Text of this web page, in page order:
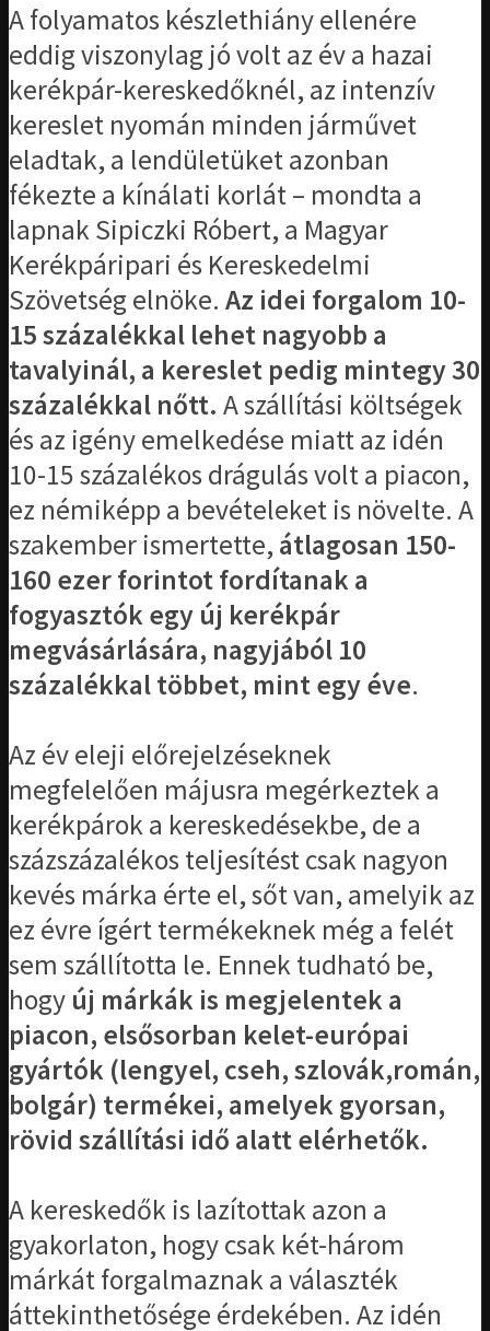
A folyamatos készlethiány ellenére
eddig viszonylag jó volt az év a hazai
kerékpár-kereskedőknél, az intenzív
kereslet nyomán minden járművet
eladtak, a lendületüket azonban
fékezte a kínálati korlát – mondta a
lapnak Sipiczki Róbert, a Magyar
Kerékpáripari és Kereskedelmi
Szövetség elnöke. Az idei forgalom 10-
15 százalékkal lehet nagyobb a
tavalyinál, a kereslet pedig mintegy 30
százalékkal nőtt. A szállítási költségek
és az igény emelkedése miatt az idén
10-15 százalékos drágulás volt a piacon,
ez némiképp a bevételeket is növelte. A
szakember ismertette,átlagosan 150-
160 ezer forintot fordítanak a
fogyasztók egy új kerékpár
megvásárlására, nagyjából 10
százalékkal többet, mint egy éve.
Az év eleji előrejelzéseknek
megfelelően májusra megérkeztek a
kerékpárok a kereskedésekbe, de a
százszázalékos teljesítést csak nagyon
kevés márka érte el, sőt van, amelyik az
ez évre ígért termékeknek még a felét
sem szállította le. Ennek tudható be,
hogy új márkák is megjelentek a
piacon, elsősorban kelet-európai
gyártók (lengyel, cseh, szlovák,román,
bolgár) termékei, amelyek gyorsan,
rövid szállítási idő alatt elérhetők.
A kereskedők is lazítottak azon a
gyakorlaton, hogy csak két-három
márkát forgalmaznak a választék
áttekinthetősége érdekében. Az idén